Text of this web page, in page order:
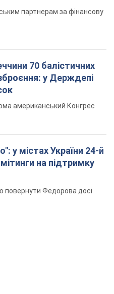
партнерам за фінансову
70 балістичних
у Держдепі
американський Конгрес
у містах України 24-й
на підтримку
повернути Федорова досі